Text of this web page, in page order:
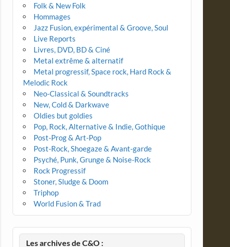
Folk & New Folk
Hommages
Jazz Fusion, expérimental & Groove, Soul
Live Reports
Livres, DVD, BD & Ciné
Metal extrême & alternatif
Metal progressif, Space rock, Hard Rock &
Melodic Rock
Neo-Classical & Soundtracks
New, Cold & Darkwave
Oldies but goldies
Pop, Rock, Alternative & Indie, Gothique
Post-Prog & Art-Pop
Post-Rock, Shoegaze & Avant-garde
Psyché, Punk, Grunge & Noise-Rock
Rock Progressif
Stoner, Sludge & Doom
Triphop
World Fusion & Trad
Les archives de C&O :